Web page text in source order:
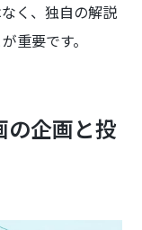
く、独自の解説
重要です。
企画と投